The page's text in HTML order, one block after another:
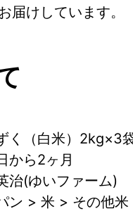
届けしています。
く（白米）2kg×3
から2ヶ月
治(ゆいファーム)
ン > 米 > その他米